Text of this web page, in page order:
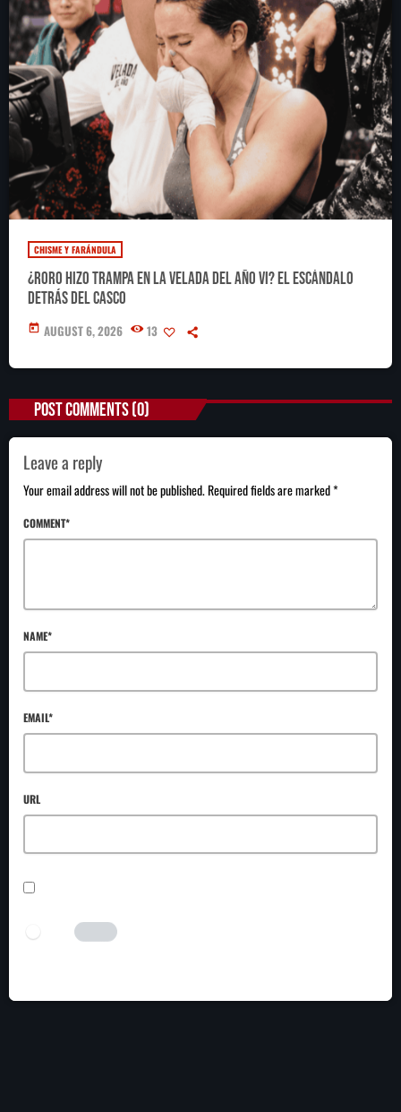
CHISME Y FARÁNDULA
¿RoRo hizo trampa en La Velada del Año VI? El escándalo
detrás del casco
today AUGUST 6, 2026 13
POST COMMENTS (0)
Leave a reply
Your email address will not be published. Required fields are marked *
COMMENT*
NAME*
EMAIL*
URL
I AM HUMAN